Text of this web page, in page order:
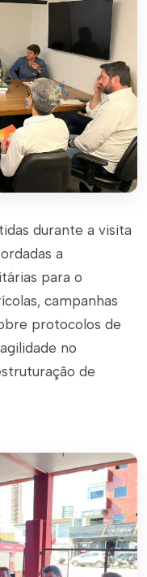
durante a visita
a
para o
campanhas
protocolos de
no
de